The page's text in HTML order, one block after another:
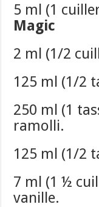
5 ml (1
Magic
2 ml (1/2
125 ml (1/2
250 ml (1
ramolli.
125 ml (1/2
7 ml (1 ½
vanille.